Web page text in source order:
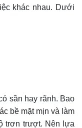
khác nhau. Dưới
sần hay rãnh. Bao
bề mặt mịn và làm
trơn trượt. Nên lựa